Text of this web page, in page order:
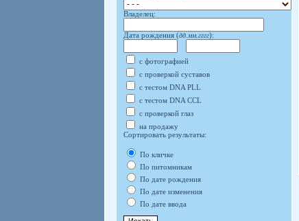
Владелец:
Дата рождения (дд.мм.гггг):
с фотографией
с проверкой суставов
с тестом DNA PLL
с тестом DNA CCL
с проверкой глаз
на продажу
Сортировать результаты:
По кличке
По питомникам
По дате рождения
По дате изменения
По дате ввода